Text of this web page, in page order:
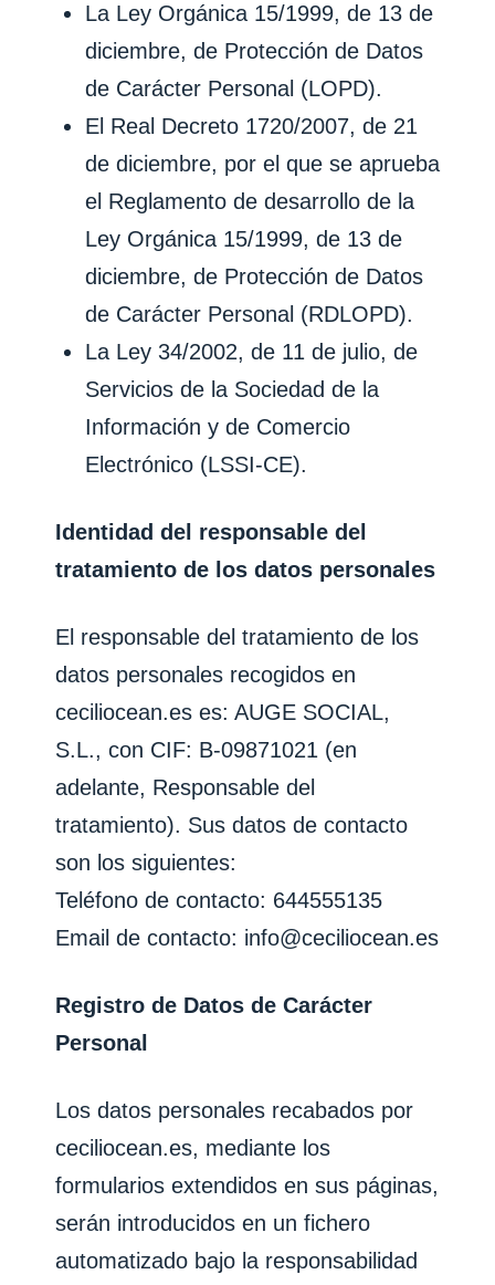
La Ley Orgánica 15/1999, de 13 de
diciembre, de Protección de Datos
de Carácter Personal (LOPD).
El Real Decreto 1720/2007, de 21
de diciembre, por el que se aprueba
el Reglamento de desarrollo de la
Ley Orgánica 15/1999, de 13 de
diciembre, de Protección de Datos
de Carácter Personal (RDLOPD).
La Ley 34/2002, de 11 de julio, de
Servicios de la Sociedad de la
Información y de Comercio
Electrónico (LSSI-CE).
Identidad del responsable del
tratamiento de los datos personales
El responsable del tratamiento de los
datos personales recogidos en
ceciliocean.es es: AUGE SOCIAL,
S.L., con CIF: B-09871021 (en
adelante, Responsable del
tratamiento). Sus datos de contacto
son los siguientes:
Teléfono de contacto: 644555135
Email de contacto: info@ceciliocean.es
Registro de Datos de Carácter
Personal
Los datos personales recabados por
ceciliocean.es, mediante los
formularios extendidos en sus páginas,
serán introducidos en un fichero
automatizado bajo la responsabilidad